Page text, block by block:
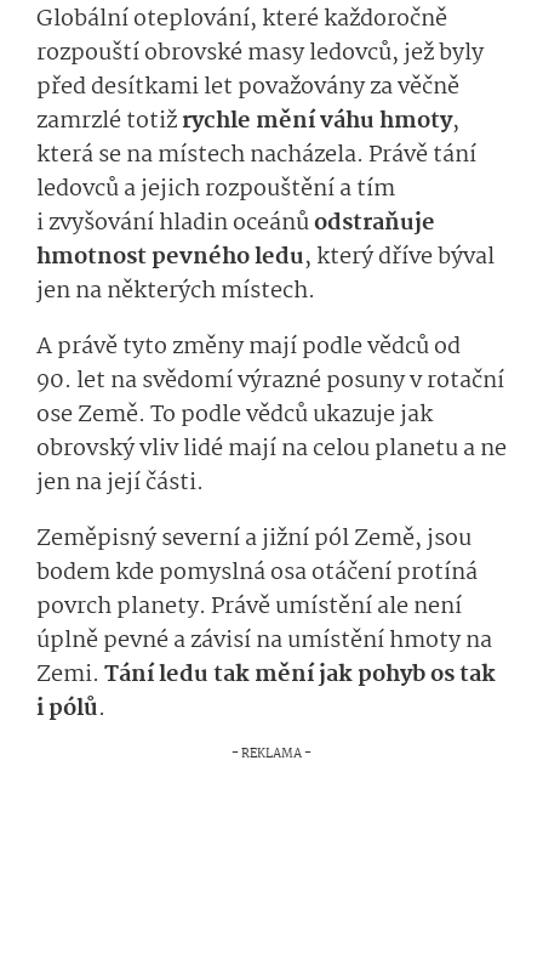
Globální oteplování, které každoročně
rozpouští obrovské masy ledovců, jež byly
před desítkami let považovány za věčně
zamrzlé totižrychle mění váhu hmoty,
která se na místech nacházela. Právě tání
ledovců a jejich rozpouštění a tím
i zvyšování hladin oceánůodstraňuje
hmotnost pevného ledu, který dříve býval
jen na některých místech.
A právě tyto změny mají podle vědců od
90. let na svědomí výrazné posuny v rotační
ose Země. To podle vědců ukazuje jak
obrovský vliv lidé mají na celou planetu a ne
jen na její části.
Zeměpisný severní a jižní pól Země, jsou
bodem kde pomyslná osa otáčení protíná
povrch planety. Právě umístění ale není
úplně pevné a závisí na umístění hmoty na
Zemi. Tání ledu tak mění jak pohyb os tak
i pólů.